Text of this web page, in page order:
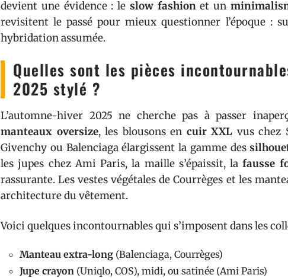
devient une évidence : le slow fashionet un
revisitent le passé pour mieux questionner l’époque :
hybridation assumée.
Quelles sont les pièces
2025 stylé ?
L’automne-hiver 2025 ne cherche pas à passer
manteaux oversize, les blousons en cuir XXL vus chez
Givenchy ou Balenciaga élargissent la gamme des
les jupes chez Ami Paris, la maille s’épaissit, lafausse
rassurante. Les vestes végétales de Courrèges et les
architecture du vêtement.
Voici quelques incontournables qui s’imposent dans les
Manteau extra-long (Balenciaga, Courrèges)
Jupe crayon (Uniqlo, COS), midi, ou satinée (Ami Paris)